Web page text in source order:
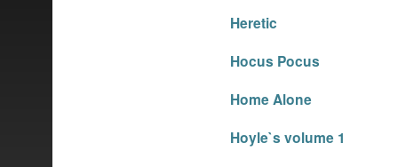
Heretic
Hocus Pocus
Home Alone
Hoyle`s volume 1